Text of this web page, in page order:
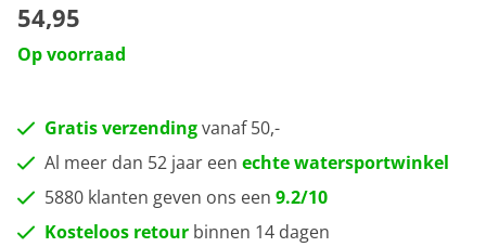
54,95
Op voorraad
Gratis verzendingvanaf 50,-
Al meer dan 52 jaar een echte watersportwinkel
5880 klanten geven ons een 9.2/10
Kosteloos retour binnen 14 dagen